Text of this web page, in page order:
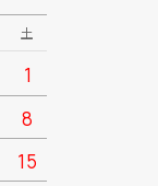
土
1
8
15